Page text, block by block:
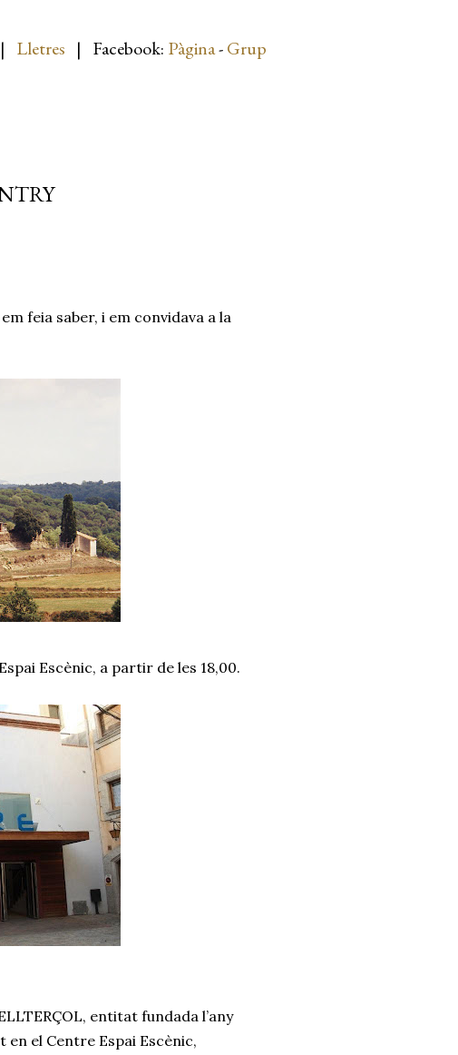
| Lletres | Facebook: Pàgina-Grup
feia saber, i em convidava a la
Escènic, a partir de les 18,00.
entitat fundada l’any
en el Centre Espai Escènic,